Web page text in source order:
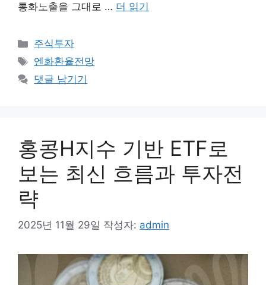
통화노출을 그대로 … 더 읽기
카
테
리
주식투자
태
그
엔화환율전망
댓글 남기기
홍콩H지수 기반 ETF로
보는 최신 흐름과 투자전
략
2025년 11월 29일 작성자: admin